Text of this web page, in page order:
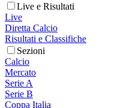
Live e Risultati
Live
Diretta Calcio
Risultati e Classifiche
Sezioni
Calcio
Mercato
Serie A
Serie B
Coppa Italia